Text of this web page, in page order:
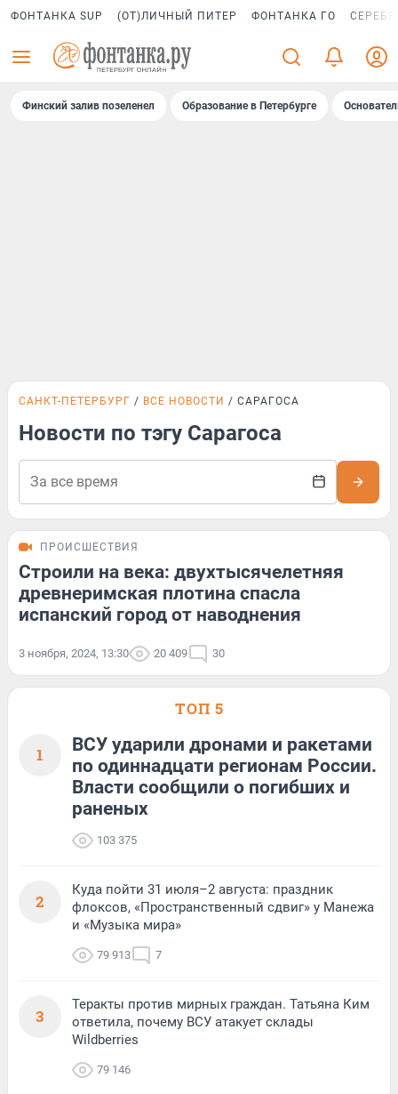
ФОНТАНКА SUP (ОТ)ЛИЧНЫЙ ПИТЕР ФОНТАНКА ГО
Финский залив позеленел Образование в Петербурге
САНКТ-ПЕТЕРБУРГ ВСЕ НОВОСТИ САРАГОСА
Новости по тэгу Сарагоса
ПРОИСШЕСТВИЯ
Строили на века: двухтысячелетняя
древнеримская плотина спасла
испанский город от наводнения
3 ноября, 2024, 13:30 20 409 30
ТОП 5
1
ВСУ ударили дронами и ракетами
по одиннадцати регионам России.
Власти сообщили о погибших и
раненых
103 375
2
Куда пойти 31 июля–2 августа: праздник
флоксов, «Пространственный сдвиг» у Манежа
и «Музыка мира»
79 913 7
3
Теракты против мирных граждан. Татьяна Ким
ответила, почему ВСУ атакует склады
Wildberries
79 146